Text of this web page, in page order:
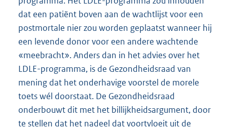
dat een patiënt boven aan de wachtlijst voor een
postmortale nier zou worden geplaatst wanneer hij
een levende donor voor een andere wachtende
«meebracht». Anders dan in het advies over het
LDLE-programma, is de Gezondheidsraad van
mening dat het onderhavige voorstel de morele
toets wél doorstaat. De Gezondheidsraad
onderbouwt dit met het billijkheidsargument, door
te stellen dat het nadeel dat voortvloeit uit de